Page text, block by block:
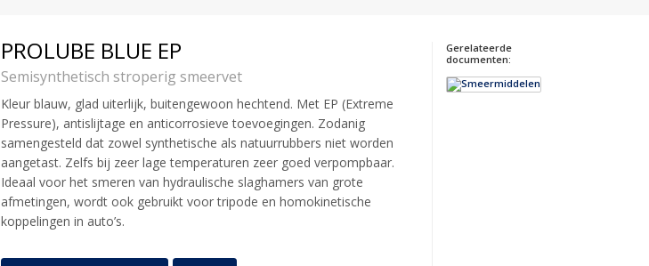
PROLUBE BLUE EP
Semisynthetisch stroperig smeervet
Kleur blauw, glad uiterlijk, buitengewoon hechtend. Met EP (Extreme
Pressure), antislijtage en anticorrosieve toevoegingen. Zodanig
samengesteld dat zowel synthetische als natuurrubbers niet worden
aangetast. Zelfs bij zeer lage temperaturen zeer goed verpompbaar.
Ideaal voor het smeren van hydraulische slaghamers van grote
afmetingen, wordt ook gebruikt voor tripode en homokinetische
koppelingen in auto’s.
Gerelateerde
documenten: